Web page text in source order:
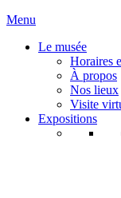
Menu
Le musée
Horaires
À propos
Nos lieux
Visite
Expositions